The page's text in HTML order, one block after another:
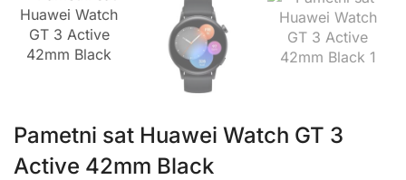
Pametni sat Huawei Watch GT 3
Active 42mm Black